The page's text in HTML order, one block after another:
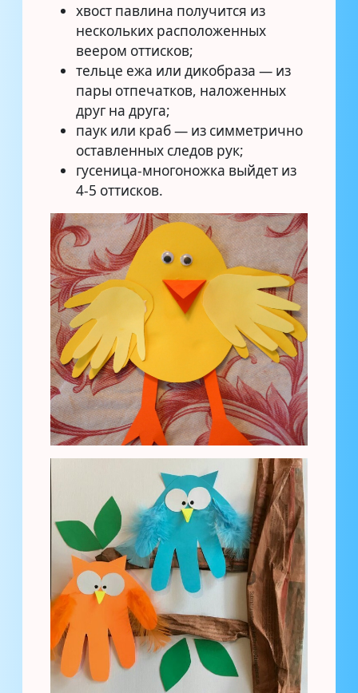
хвост павлина получится из
нескольких расположенных
веером оттисков;
тельце ежа или дикобраза — из
пары отпечатков, наложенных
друг на друга;
паук или краб — из симметрично
оставленных следов рук;
гусеница-многоножка выйдет из
4-5 оттисков.